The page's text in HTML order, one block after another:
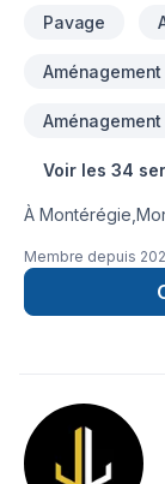
Pavage
Voir les 34
À
le domaine de
Drain français,
Fondations,
résultats au-
vos idées en
Membre depuis